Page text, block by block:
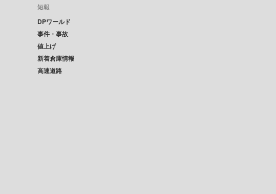
短報
DPワールド
事件・事故
値上げ
新着倉庫情報
高速道路